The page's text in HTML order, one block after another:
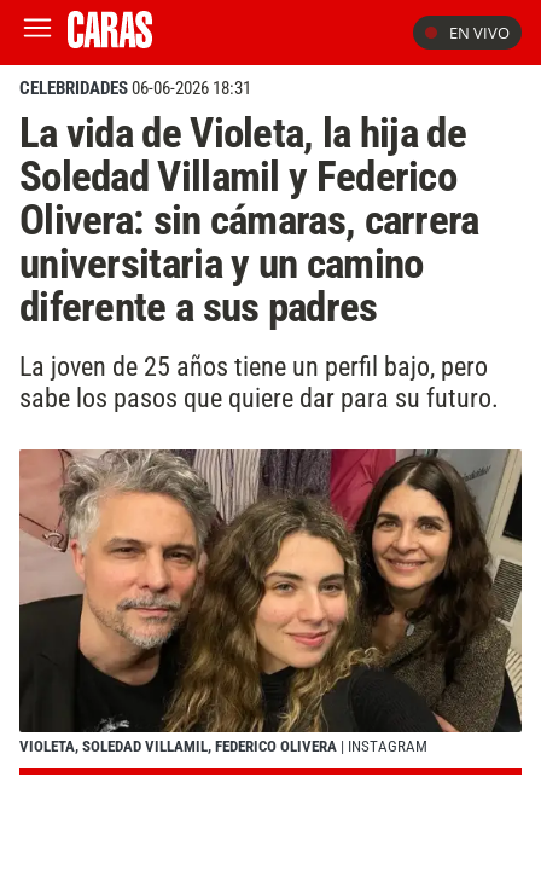
EN VIVO
CELEBRIDADES06-06-2026 18:31
La vida de Violeta, la hija de
Soledad Villamil y Federico
Olivera: sin cámaras, carrera
universitaria y un camino
diferente a sus padres
La joven de 25 años tiene un perfil bajo, pero
sabe los pasos que quiere dar para su futuro.
VIOLETA, SOLEDAD VILLAMIL, FEDERICO OLIVERA | INSTAGRAM